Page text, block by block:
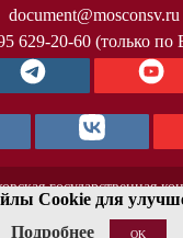
document@mosconsv.ru
629-20-60 (только по
государственная
Все права
Cookie для
Подробнее
OK